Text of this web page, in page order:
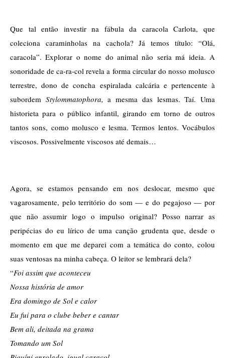
Que tal então investir na fábula da caracola Carlota, que
coleciona caraminholas na cachola? Já temos título: “Olá,
caracola”. Explorar o nome do animal não seria má ideia. A
sonoridade de ca-ra-col revela a forma circular do nosso molusco
terrestre, dono de concha espiralada calcária e pertencente à
subordem Stylommatophora, a mesma das lesmas. Taí. Uma
historieta para o público infantil, girando em torno de outros
tantos sons, como molusco e lesma. Termos lentos. Vocábulos
viscosos. Possivelmente viscosos até demais…
Agora, se estamos pensando em nos deslocar, mesmo que
vagarosamente, pelo território do som — e do pegajoso — por
que não assumir logo o impulso original? Posso narrar as
peripécias do eu lírico de uma canção grudenta que, desde o
momento em que me deparei com a temática do conto, colou
suas ventosas na minha cabeça. O leitor se lembrará dela?
“Foi assim que aconteceu
Nossa história de amor
Era domingo de Sol e calor
Eu fui para o clube beber e cantar
Bem ali, deitada na grama
Tomando um Sol